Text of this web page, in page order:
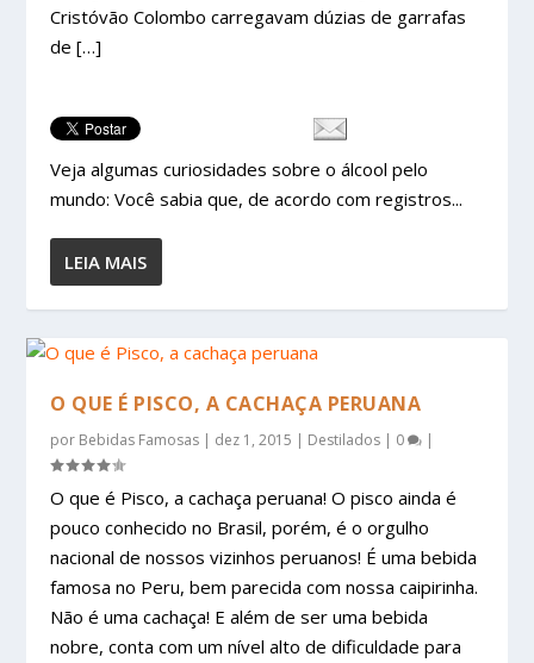
Cristóvão Colombo carregavam dúzias de garrafas
de […]
Veja algumas curiosidades sobre o álcool pelo
mundo: Você sabia que, de acordo com registros...
LEIA MAIS
O QUE É PISCO, A CACHAÇA PERUANA
por Bebidas Famosas | dez 1, 2015 | Destilados | 0 |
O que é Pisco, a cachaça peruana! O pisco ainda é
pouco conhecido no Brasil, porém, é o orgulho
nacional de nossos vizinhos peruanos! É uma bebida
famosa no Peru, bem parecida com nossa caipirinha.
Não é uma cachaça! E além de ser uma bebida
nobre, conta com um nível alto de dificuldade para